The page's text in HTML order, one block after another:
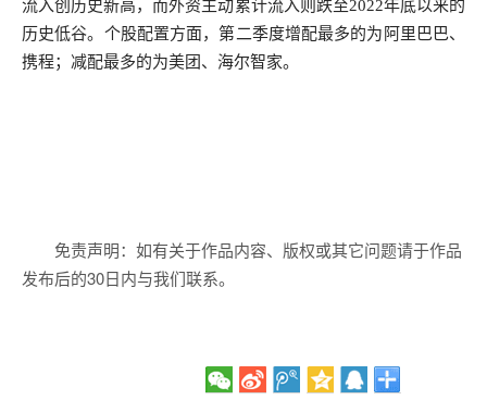
流入创历史新高，而外资主动累计流入则跌至2022年底以来的
历史低谷。个股配置方面，第二季度增配最多的为阿里巴巴、
携程；减配最多的为美团、海尔智家。
免责声明：如有关于作品内容、版权或其它问题请于作品
发布后的30日内与我们联系。